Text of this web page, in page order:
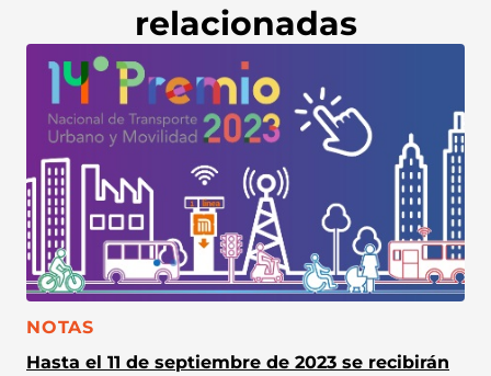
relacionadas
CATEGORÍA:
NOTAS
Hasta el 11 de septiembre de 2023 se recibirán